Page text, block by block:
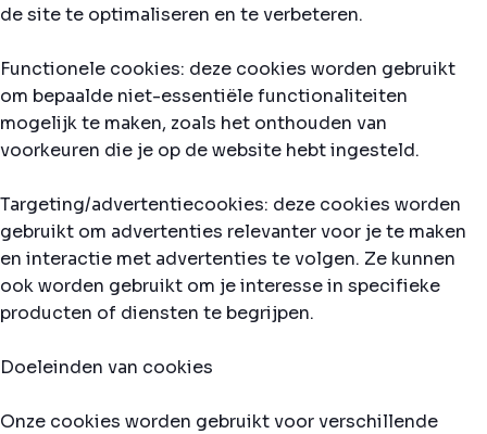
de site te optimaliseren en te verbeteren.
Functionele cookies: deze cookies worden gebruikt
om bepaalde niet-essentiële functionaliteiten
mogelijk te maken, zoals het onthouden van
voorkeuren die je op de website hebt ingesteld.
Targeting/advertentiecookies: deze cookies worden
gebruikt om advertenties relevanter voor je te maken
en interactie met advertenties te volgen. Ze kunnen
ook worden gebruikt om je interesse in specifieke
producten of diensten te begrijpen.
Doeleinden van cookies
Onze cookies worden gebruikt voor verschillende